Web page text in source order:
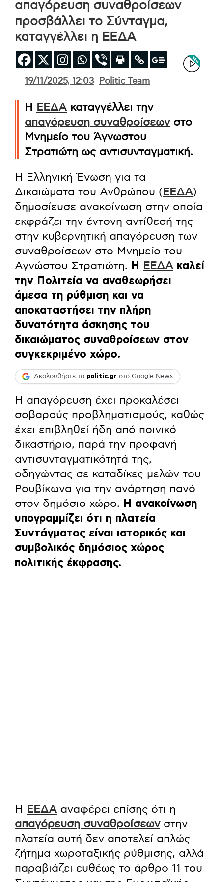
απαγόρευση συναθροίσεων
προσβάλλει το Σύνταγμα,
καταγγέλλει η ΕΕΔΑ
19/11/2025, 12:03 Politic Team
Η ΕΕΔΑ καταγγέλλει την
απαγόρευση συναθροίσεωνστο
Μνημείο του Άγνωστου
Στρατιώτη ως αντισυνταγματική.
Η Ελληνική Ένωση για τα
Δικαιώματα του Ανθρώπου ( ΕΕΔΑ)
δημοσίευσε ανακοίνωση στην οποία
εκφράζει την έντονη αντίθεσή της
στην κυβερνητική απαγόρευση των
συναθροίσεων στο Μνημείο του
Αγνώστου Στρατιώτη.
Η ΕΕΔΑ καλεί
την Πολιτεία να αναθεωρήσει
άμεσα τη ρύθμιση και να
αποκαταστήσει την πλήρη
δυνατότητα άσκησης του
δικαιώματος συναθροίσεων στον
συγκεκριμένο χώρο.
Ακολουθήστε το politic.gr στο Google News
Η απαγόρευση έχει προκαλέσει
σοβαρούς προβληματισμούς, καθώς
έχει επιβληθεί ήδη από ποινικό
δικαστήριο, παρά την προφανή
αντισυνταγματικότητά της,
οδηγώντας σε καταδίκες μελών του
Ρουβίκωνα για την ανάρτηση πανό
στον δημόσιο χώρο.
Η ανακοίνωση
υπογραμμίζει ότι η πλατεία
Συντάγματος είναι ιστορικός και
συμβολικός δημόσιος χώρος
πολιτικής έκφρασης.
Η ΕΕΔΑ αναφέρει επίσης ότι η
απαγόρευση συναθροίσεωνστην
πλατεία αυτή δεν αποτελεί απλώς
ζήτημα χωροταξικής ρύθμισης, αλλά
παραβιάζει ευθέως το άρθρο 11 του